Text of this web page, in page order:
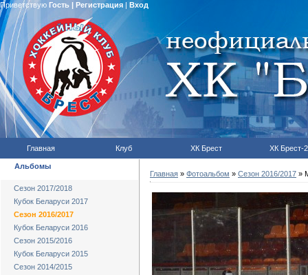
Приветствую Гость | Регистрация| Вход
Главная Клуб ХК Брест ХК Брест-2
Альбомы
Сезон 2017/2018
Кубок Беларуси 2017
Сезон 2016/2017
Кубок Беларуси 2016
Сезон 2015/2016
Кубок Беларуси 2015
Сезон 2014/2015
Главная » Фотоальбом » Сезон 2016/2017 »